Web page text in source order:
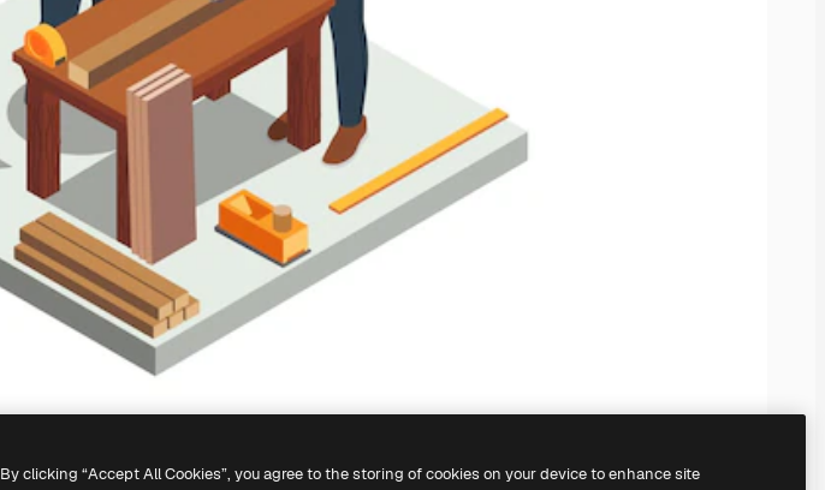
By clicking “Accept All Cookies”, you agree to the storing of cookies on your device to enhance site